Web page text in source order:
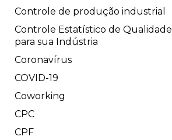
Controle de produção industrial
Controle Estatístico de Qualidade
para sua Indústria
Coronavírus
COVID-19
Coworking
CPC
CPF